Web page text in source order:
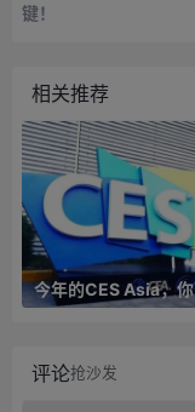
键！
相关推荐
评论抢沙发